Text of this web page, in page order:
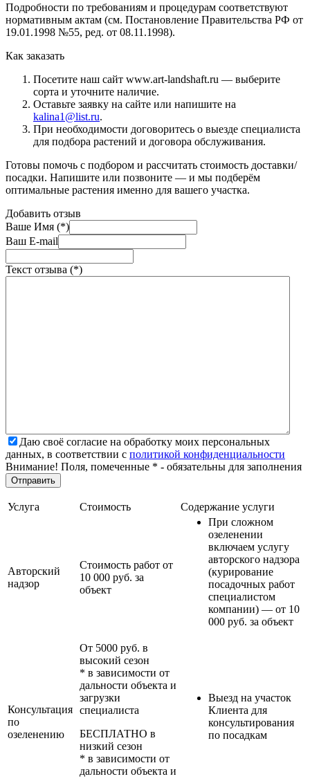
Подробности по требованиям и процедурам соответствуют
нормативным актам (см. Постановление Правительства РФ от
19.01.1998 №55, ред. от 08.11.1998).
Как заказать
Посетите наш сайт www.art-landshaft.ru — выберите
сорта и уточните наличие.
Оставьте заявку на сайте или напишите на
kalina1@list.ru.
При необходимости договоритесь о выезде специалиста
для подбора растений и договора обслуживания.
Готовы помочь с подбором и рассчитать стоимость доставки/
посадки. Напишите или позвоните — и мы подберём
оптимальные растения именно для вашего участка.
Добавить отзыв
Ваше Имя (*)
Ваш E-mail
Текст отзыва (*)
Даю своё согласие на обработку моих персональных
данных, в соответствии с политикой конфиденциальности
Внимание! Поля, помеченные * - обязательны для заполнения
Услуга Стоимость Содержание услуги
Авторский
надзор
Стоимость работ от
10 000 руб. за
объект
При сложном
озеленении
включаем услугу
авторского надзора
(курирование
посадочных работ
специалистом
компании) — от 10
000 руб. за объект
Консультация
по
озеленению
От 5000 руб. в
высокий сезон
* в зависимости от
дальности объекта и
загрузки
специалиста
БЕСПЛАТНО в
низкий сезон
* в зависимости от
дальности объекта и
Выезд на участок
Клиента для
консультирования
по посадкам